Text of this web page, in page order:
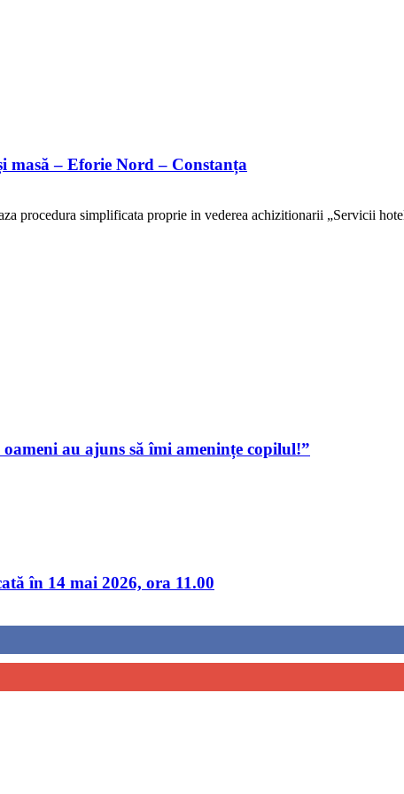
masă – Eforie Nord – Constanța
procedura simplificata proprie in vederea achizitionarii „Servicii
au ajuns să îmi amenințe copilul!”
în 14 mai 2026, ora 11.00